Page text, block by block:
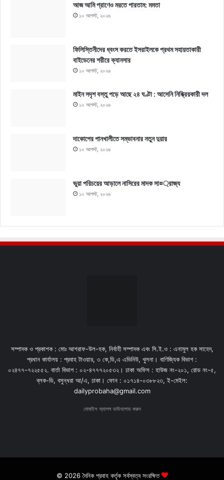
আজ আমি প্রাণেও মরতে পারতাম: মমতা
১০ আগস্ট, ২০২৬
ফিলিস্তিনীদের ধ্বংস করতে ইসরাইলকে প্রথম সহায়তাকারী
বাইডেনের শরীরে ক্যানসার
১০ আগস্ট, ২০২৬
মাইন সদৃশ বস্তু পড়ে আছে ২৪ ঘণ্টা : আসেনি নিষ্ক্রিয়কারী দল
১০ আগস্ট, ২০২৬
দাকোপের পানখালীতে সম্ভাবনার নতুন দুয়ার
১০ আগস্ট, ২০২৬
ভুয়া পরিচয়ের আড়ালে নাসিরের মাদক সা¤্রাজ্য
১০ আগস্ট, ২০২৬
সম্পাদক ও প্রকাশক : মোঃ আশরাফ-উল-হক, নির্বাহী সম্পাদক এবং সি.ই.ও : এনামুল হক সাহেদ,
প্রধান কার্যালয় : প্রবাহ টাওয়ার, ৩ কে,ডি,এ এভিনিউ, খুলনা। বাণিজ্যিক বিভাগ :
০২৪৭৭-৭২২৫৫২. বার্তা বিভাগ : ০২-৪৭৭৭২০৫৩২। ঢাকা অফিস : হাউজ নং-২০১, রোড নং-৫,
ব্লক-ডি, বসুন্ধরা আ/এ, ঢাকা। ফোন : ০১৭১৪-০৩৮৮২৩, ই-মেইল:
dailyprobaha@gmail.com
মোবাইল অ্যাপস ডাউনলোড করুন
© 2026 দৈনিক প্রবাহ কর্তৃক সর্বস্বত্ব সংরক্ষিত